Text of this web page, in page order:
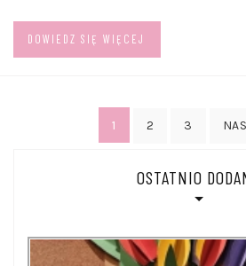
DOWIEDZ SIĘ WIĘCEJ
Stronicowanie 1 2 3
OSTATNIO